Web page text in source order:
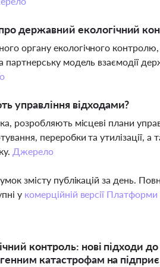
державний екологічний
органу екологічного
партнерську модель взаємодії
управління відходами?
розробляють місцеві плани
переробки та утилізації,
Джерело
змісту публікацій за день.
у комерційній версії
контроль: нові підходи
катастрофам на